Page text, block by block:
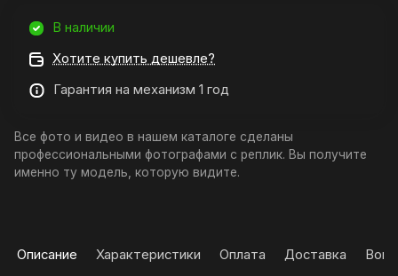
В наличии
Хотите купить дешевле?
Гарантия на механизм 1 год
Все фото и видео в нашем каталоге сделаны
профессиональными фотографами с реплик. Вы получите
именно ту модель, которую видите.
Описание Характеристики Оплата Доставка